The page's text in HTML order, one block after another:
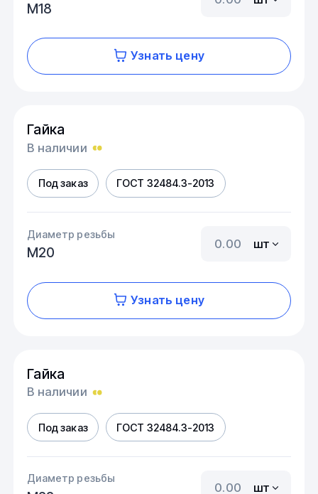
М18
Узнать цену
Гайка
В наличии
Под заказ ГОСТ 32484.3-2013
Диаметр резьбы
М20
шт
Узнать цену
Гайка
В наличии
Под заказ ГОСТ 32484.3-2013
Диаметр резьбы
шт